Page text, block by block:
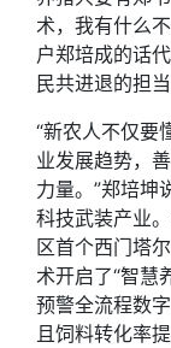
术，我有什么
户郑培成的话
民共进退的担
“新农人不仅要
业发展趋势，
力量。”郑培坤
科技武装产业
区首个西门塔
术开启了“智慧
预警全流程数
且饲料转化率提